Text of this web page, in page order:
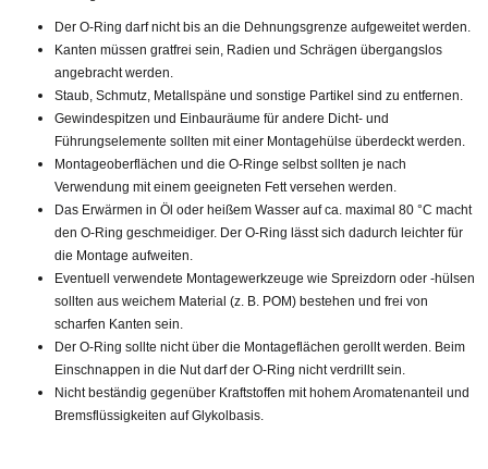
Der O-Ring darf nicht bis an die Dehnungsgrenze aufgeweitet werden.
Kanten müssen gratfrei sein, Radien und Schrägen übergangslos
angebracht werden.
Staub, Schmutz, Metallspäne und sonstige Partikel sind zu entfernen.
Gewindespitzen und Einbauräume für andere Dicht- und
Führungselemente sollten mit einer Montagehülse überdeckt werden.
Montageoberflächen und die O-Ringe selbst sollten je nach
Verwendung mit einem geeigneten Fett versehen werden.
Das Erwärmen in Öl oder heißem Wasser auf ca. maximal 80 °C macht
den O-Ring geschmeidiger. Der O-Ring lässt sich dadurch leichter für
die Montage aufweiten.
Eventuell verwendete Montagewerkzeuge wie Spreizdorn oder -hülsen
sollten aus weichem Material (z. B. POM) bestehen und frei von
scharfen Kanten sein.
Der O-Ring sollte nicht über die Montageflächen gerollt werden. Beim
Einschnappen in die Nut darf der O-Ring nicht verdrillt sein.
Nicht beständig gegenüber Kraftstoffen mit hohem Aromatenanteil und
Bremsflüssigkeiten auf Glykolbasis.